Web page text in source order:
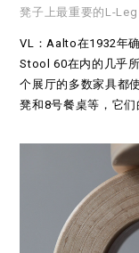
凳子上最重要的L-
VL：Aalto在1932年
Stool 60在内的几乎
个展厅的多数家具都
凳和8号餐桌等，它们